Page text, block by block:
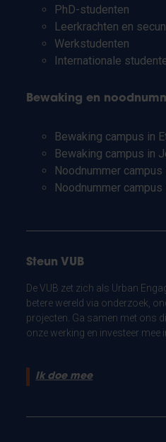
PhD-studenten
Leerkrachten en
Werkstudenten
Internationale
Bewaking en
Bewaking campus in
Bewaking campus in
Noodnummer
Noodnummer
Steun VUB
De VUB zet zich als Urban
betere wereld via onderzoek,
projecten. Ga samen met ons
onze werking en investeer mee
Ik doe mee